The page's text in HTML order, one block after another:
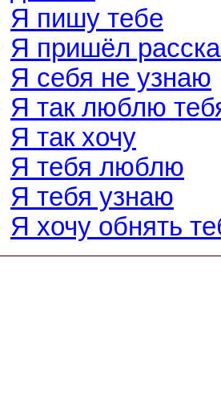
Я пишу тебе
Я пришёл
Я себя не узнаю
Я так люблю
Я так хочу
Я тебя люблю
Я тебя узнаю
Я хочу обнять